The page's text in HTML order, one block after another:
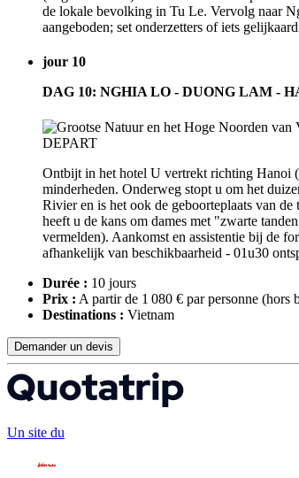
de lokale bevolking in Tu Le. Vervolg naar
aangeboden; set onderzetters of iets
jour 10
DAG 10: NGHIA LO - DUONG LAM -
Ontbijt in het hotel U vertrekt richting Hanoi
minderheden. Onderweg stopt u om het
Rivier en is het ook de geboorteplaats van
heeft u de kans om dames met "zwarte
vermelden). Aankomst en assistentie bij de
afhankelijk van beschikbaarheid - 01u30
Durée : 10 jours
Prix : A partir de 1 080 € par personne (hors
Destinations : Vietnam
Demander un devis
Un site du